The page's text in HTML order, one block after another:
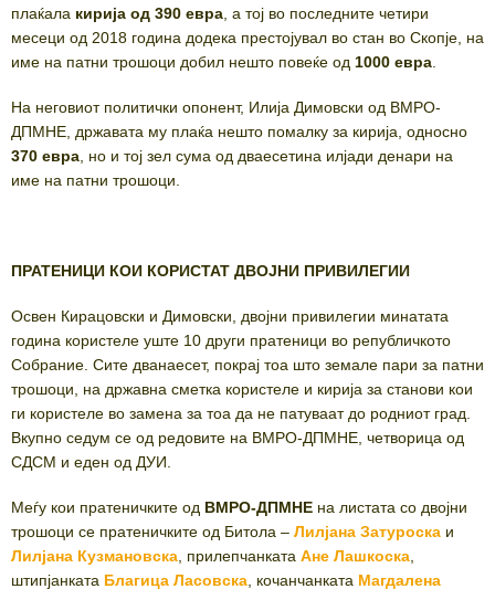
плаќала кирија од 390 евра, а тој во последните четири
месеци од 2018 година додека престојувал во стан во Скопје, на
име на патни трошоци добил нешто повеќе од 1000 евра.
На неговиот политички опонент, Илија Димовски од ВМРО-
ДПМНЕ, државата му плаќа нешто помалку за кирија, односно
370 евра, но и тој зел сума од дваесетина илјади денари на
име на патни трошоци.
ПРАТЕНИЦИ КОИ КОРИСТАТ ДВОЈНИ ПРИВИЛЕГИИ
Освен Кирацовски и Димовски, двојни привилегии минатата
година користеле уште 10 други пратеници во републичкото
Собрание. Сите дванаесет, покрај тоа што земале пари за патни
трошоци, на државна сметка користеле и кирија за станови кои
ги користеле во замена за тоа да не патуваат до родниот град.
Вкупно седум се од редовите на ВМРО-ДПМНЕ, четворица од
СДСМ и еден од ДУИ.
Меѓу кои пратеничките од ВМРО-ДПМНЕ на листата со двојни
трошоци се пратеничките од Битола – Лилјана Затуроска и
Лилјана Кузмановска, прилепчанката Ане Лашкоска,
штипјанката Благица Ласовска, кочанчанката Магдалена